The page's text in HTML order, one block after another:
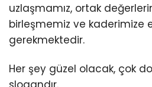
uzlaşmamız, ortak
birleşmemiz ve kaderimize
gerekmektedir.
Her şey güzel olacak, çok